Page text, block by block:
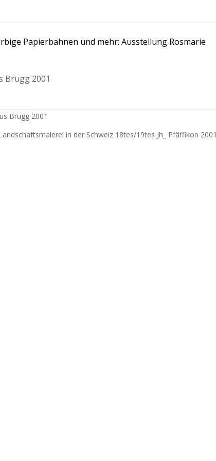
Papierbahnen und mehr: Ausstellung Rosmarie
Brugg 2001
Brugg 2001
in der Schweiz 18tes/19tes Jh_ Pfäffikon 2001